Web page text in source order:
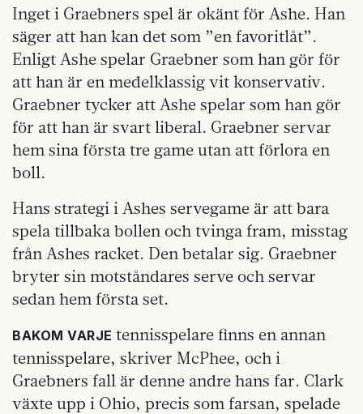
Inget i Graebners spel är okänt för Ashe. Han
säger att han kan det som ”en favoritlåt”.
Enligt Ashe spelar Graebner som han gör för
att han är en medelklassig vit konservativ.
Graebner tycker att Ashe spelar som han gör
för att han är svart liberal. Graebner servar
hem sina första tre game utan att förlora en
boll.
Hans strategi i Ashes servegame är att bara
spela tillbaka bollen och tvinga fram, misstag
från Ashes racket. Den betalar sig. Graebner
bryter sin motståndares serve och servar
sedan hem första set.
BAKOM VARJE tennisspelare finns en annan
tennisspelare, skriver McPhee, och i
Graebners fall är denne andre hans far. Clark
växte upp i Ohio, precis som farsan, spelade